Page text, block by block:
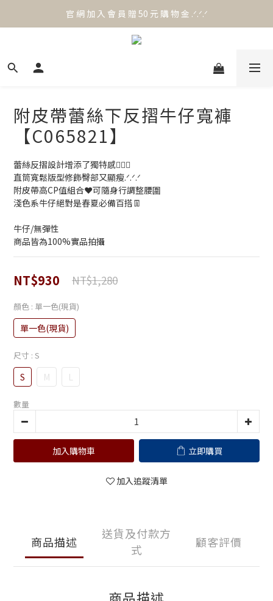
官 網 加 入 會 員 贈 50 元 購 物 金 .ᐟ.ᐟ.ᐟ
官 網 加 入 會 員 贈 50 元 購 物 金 .ᐟ.ᐟ.ᐟ
⟡.·*. 滿 NT.1000 免 運 費 ꔛ♡
附皮帶蕾絲下反摺牛仔寬褲
【C065821】
蕾絲反摺設計增添了獨特感🙆🏻‍♀️
直筒寬鬆版型修飾臀部又顯瘦.ᐟ.ᐟ.ᐟ
附皮帶高CP值組合❤️可隨身行調整腰圍
淺色系牛仔絕對是春夏必備百搭👖
牛仔/無彈性
商品皆為100%實品拍攝
NT$930 NT$1,280
顏色 : 單一色(現貨)
單一色(現貨)
尺寸 : S
S M L
數量
加入購物車 立即購買
加入追蹤清單
商品描述
送貨及付款方
式
顧客評價